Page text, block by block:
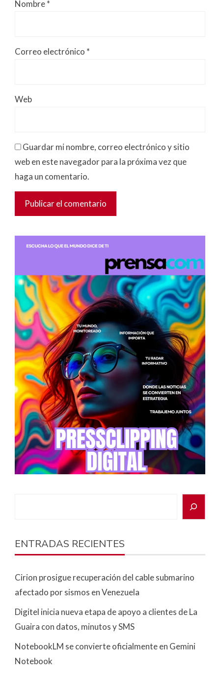
Nombre*
Correo electrónico *
Web
Guardar mi nombre, correo electrónico y sitio
web en este navegador para la próxima vez que
haga un comentario.
ENTRADAS RECIENTES
Cirion prosigue recuperación del cable submarino
afectado por sismos en Venezuela
Digitel inicia nueva etapa de apoyo a clientes de La
Guaira con datos, minutos y SMS
NotebookLM se convierte oficialmente en Gemini
Notebook